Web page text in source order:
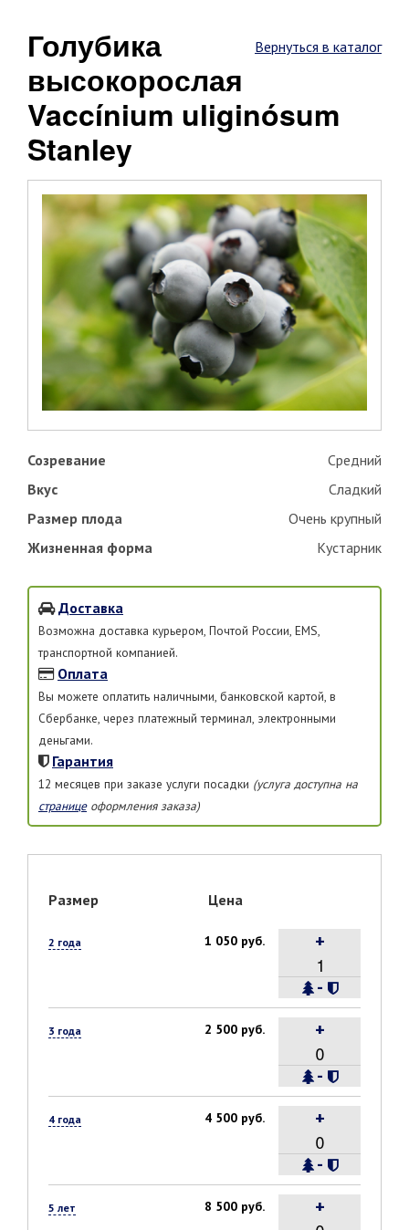
Вернуться в каталог
Голубика
высокорослая
Vaccínium uliginósum
Stanley
Созревание
Средний
Вкус
Сладкий
Размер плода
Очень крупный
Жизненная форма
Кустарник
Доставка
Возможна доставка курьером, Почтой России, EMS,
транспортной компанией.
Оплата
Вы можете оплатить наличными, банковской картой, в
Сбербанке, через платежный терминал, электронными
деньгами.
Гарантия
12 месяцев при заказе услуги посадки (услуга доступна на
страницеоформления заказа)
Размер Цена
2 года 1 050 руб.
-
+
3 года 2 500 руб.
-
+
4 года 4 500 руб.
-
+
5 лет 8 500 руб. +